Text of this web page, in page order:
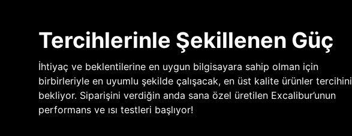
Tercihlerinle Şekillenen Güç
İhtiyaç ve beklentilerine en uygun bilgisayara sahip olman için
birbirleriyle en uyumlu şekilde çalışacak, en üst kalite ürünler tercihini
bekliyor. Siparişini verdiğin anda sana özel üretilen Excalibur’unun
performans ve ısı testleri başlıyor!